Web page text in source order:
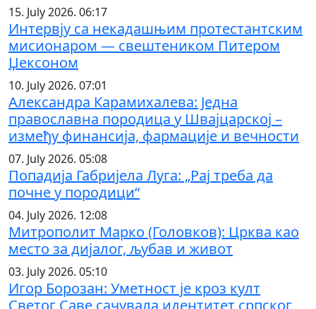
15. July 2026. 06:17
Интервју са некадашњим протестантским
мисионаром — свештеником Питером
Џексоном
10. July 2026. 07:01
Александра Карамихалева: Једна
православна породица у Швајцарској –
између финансија, фармације и вечности
07. July 2026. 05:08
Попадија Габријела Луга: „Рај треба да
почне у породици“
04. July 2026. 12:08
Митрополит Марко (Головков): Црква као
место за дијалог, љубав и живот
03. July 2026. 05:10
Игор Борозан: Уметност је кроз култ
Светог Саве сачувала идентитет српског